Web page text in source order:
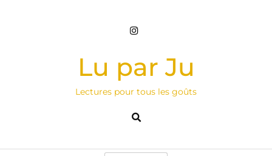
Lu par Ju
Lectures pour tous les goûts